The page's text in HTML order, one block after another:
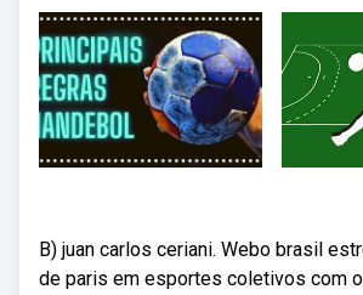
B) juan carlos ceriani. Webo brasil
de paris em esportes coletivos com